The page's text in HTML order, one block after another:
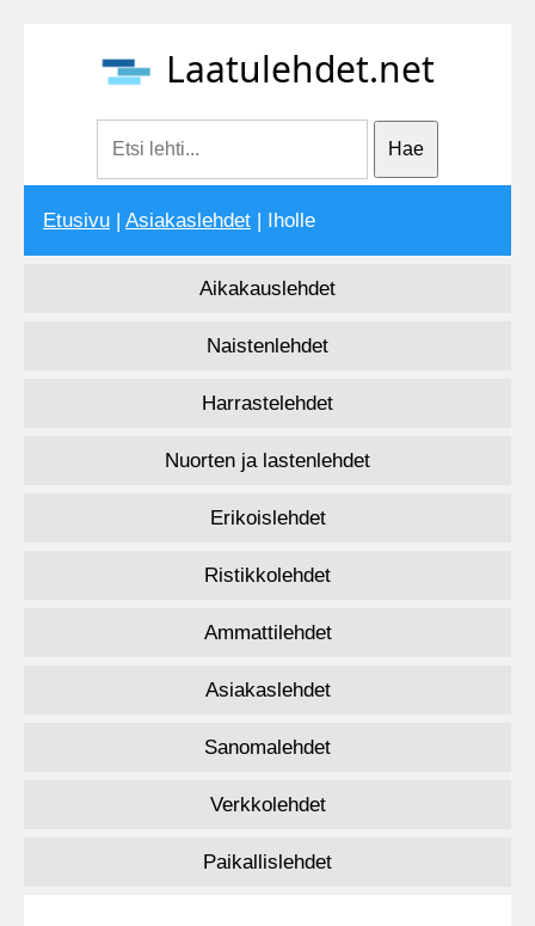
Laatulehdet.net
Etusivu Asiakaslehdet | Iholle
Aikakauslehdet
Naistenlehdet
Harrastelehdet
Nuorten ja lastenlehdet
Erikoislehdet
Ristikkolehdet
Ammattilehdet
Asiakaslehdet
Sanomalehdet
Verkkolehdet
Paikallislehdet